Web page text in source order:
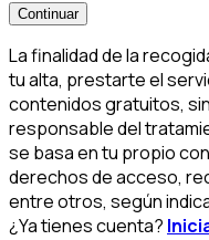
Continuar
La finalidad de la
tu alta, prestarte el
contenidos gratuitos,
responsable del
se basa en tu propio
derechos de acceso,
entre otros, según
¿Ya tienes cuenta?